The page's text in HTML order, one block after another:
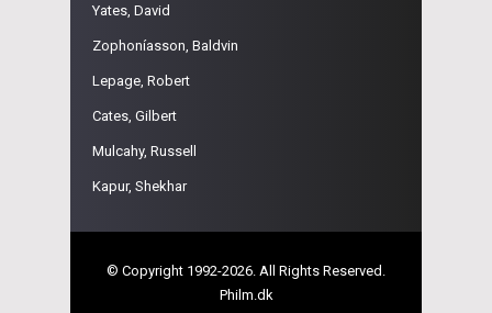
Yates, David
Zophoníasson, Baldvin
Lepage, Robert
Cates, Gilbert
Mulcahy, Russell
Kapur, Shekhar
© Copyright 1992-2026. All Rights Reserved.
Philm.dk